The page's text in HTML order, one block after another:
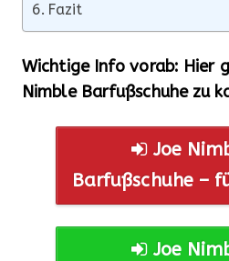
Fazit
Wichtige Info vorab: Hier
Nimble Barfußschuhe zu
Joe
Barfußschuhe –
Joe